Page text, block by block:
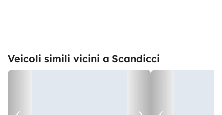
Veicoli simili vicini a Scandicci